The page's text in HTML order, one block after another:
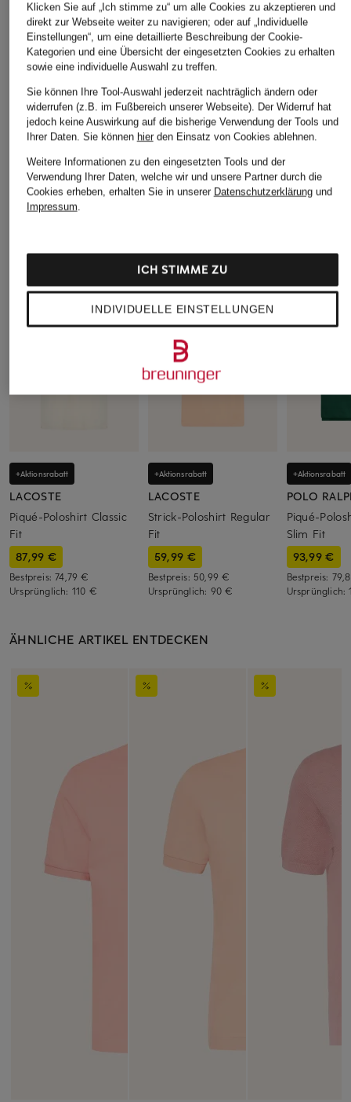
Bitte Größe wählen
IN DEN WARENKORB
STILVOLLE EMPFEHLUNGEN FÜR SIE
+Aktionsrabatt
LACOSTE
Piqué-Poloshirt Classic
Fit
87,99 €
Bestpreis:74,79 €
Ursprünglich: 110 €
+Aktionsrabatt
LACOSTE
Strick-Poloshirt Regular
Fit
59,99 €
Bestpreis: 50,99 €
Ursprünglich: 90 €
+Aktionsrabatt
POLO
Piqué-
Slim Fit
93,99 €
Bestpreis:
Ursprünglich:
ÄHNLICHE ARTIKEL ENTDECKEN
Klicken Sie auf „Ich stimme zu“ um alle Cookies zu akzeptieren und
direkt zur Webseite weiter zu navigieren; oder auf „Individuelle
Einstellungen“, um eine detaillierte Beschreibung der Cookie-
Kategorien und eine Übersicht der eingesetzten Cookies zu erhalten
sowie eine individuelle Auswahl zu treffen.
Sie können Ihre Tool-Auswahl jederzeit nachträglich ändern oder
widerrufen (z.B. im Fußbereich unserer Webseite). Der Widerruf hat
jedoch keine Auswirkung auf die bisherige Verwendung der Tools und
Ihrer Daten. Sie können hierden Einsatz von Cookies ablehnen.
Weitere Informationen zu den eingesetzten Tools und der
Verwendung Ihrer Daten, welche wir und unsere Partner durch die
Cookies erheben, erhalten Sie in unserer Datenschutzerklärungund
Impressum.
INDIVIDUELLE EINSTELLUNGEN
ICH STIMME ZU